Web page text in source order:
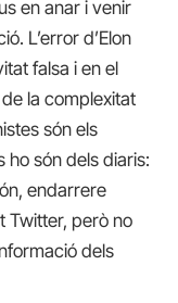
en anar i venir
L’error d’Elon
falsa i en el
la complexitat
són els
ho són dels diaris:
endarrere
Twitter, però no
dels